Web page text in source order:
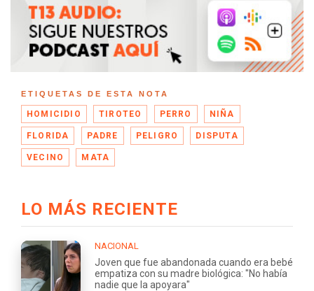
ETIQUETAS DE ESTA NOTA
HOMICIDIO TIROTEO PERRO NIÑA
FLORIDA PADRE PELIGRO DISPUTA
VECINO MATA
LO MÁS RECIENTE
NACIONAL
Joven que fue abandonada cuando era bebé
empatiza con su madre biológica: "No había
nadie que la apoyara"